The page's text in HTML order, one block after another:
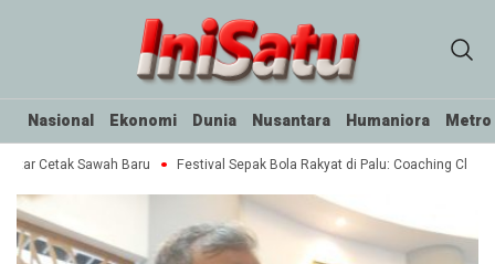
Nasional Ekonomi Dunia Nusantara Humaniora Metro
Cetak Sawah Baru Festival Sepak Bola Rakyat di Palu: Coaching Clinic